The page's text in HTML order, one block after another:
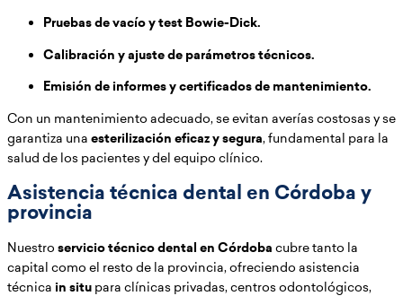
Pruebas de vacío y test Bowie-Dick.
Calibración y ajuste de parámetros técnicos.
Emisión de informes y certificados de mantenimiento.
Con un mantenimiento adecuado, se evitan averías costosas y se
garantiza una esterilización eficaz y segura, fundamental para la
salud de los pacientes y del equipo clínico.
Asistencia técnica dental en Córdoba y
provincia
Nuestro servicio técnico dental en Córdoba cubre tanto la
capital como el resto de la provincia, ofreciendo asistencia
técnica in situ para clínicas privadas, centros odontológicos,